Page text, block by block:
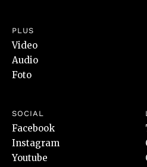
PLUS
Video
Audio
Foto
SOCIAL
Facebook
Instagram
Youtube